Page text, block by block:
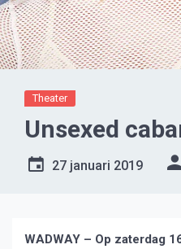
Theater
Unsexed
27 januari 2019
WADWAY – Op zaterdag